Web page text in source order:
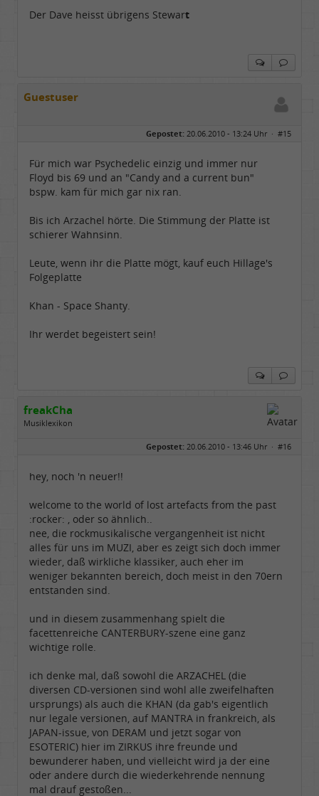
Der Dave heisst übrigens Stewart
Guestuser
Gepostet: 20.06.2010 - 13:24 Uhr · #15
Für mich war Psychedelic einzig und immer nur
Floyd bis 69 und an "Candy and a current bun"
bspw. kam für mich gar nix ran.
Bis ich Arzachel hörte. Die Stimmung der Platte ist
schierer Wahnsinn.
Leute, wenn ihr die Platte mögt, kauf euch Hillage's
Folgeplatte
Khan - Space Shanty.
Ihr werdet begeistert sein!
freakCha
Musiklexikon
Dabei seit:
09 / 2007
Gepostet: 20.06.2010 - 13:46 Uhr · #16
hey, noch 'n neuer!!
welcome to the world of lost artefacts from the past
:rocker: , oder so ähnlich..
nee, die rockmusikalische vergangenheit ist nicht
alles für uns im MUZI, aber es zeigt sich doch immer
wieder, daß wirkliche klassiker, auch eher im
weniger bekannten bereich, doch meist in den 70ern
entstanden sind.
und in diesem zusammenhang spielt die
facettenreiche CANTERBURY-szene eine ganz
wichtige rolle.
ich denke mal, daß sowohl die ARZACHEL (die
diversen CD-versionen sind wohl alle zweifelhaften
ursprungs) als auch die KHAN (da gab's eigentlich
nur legale versionen, auf MANTRA in frankreich, als
JAPAN-issue, von DERAM und jetzt sogar von
ESOTERIC) hier im ZIRKUS ihre freunde und
bewunderer haben, und vielleicht wird ja der eine
oder andere durch die wiederkehrende nennung
mal drauf gestoßen...